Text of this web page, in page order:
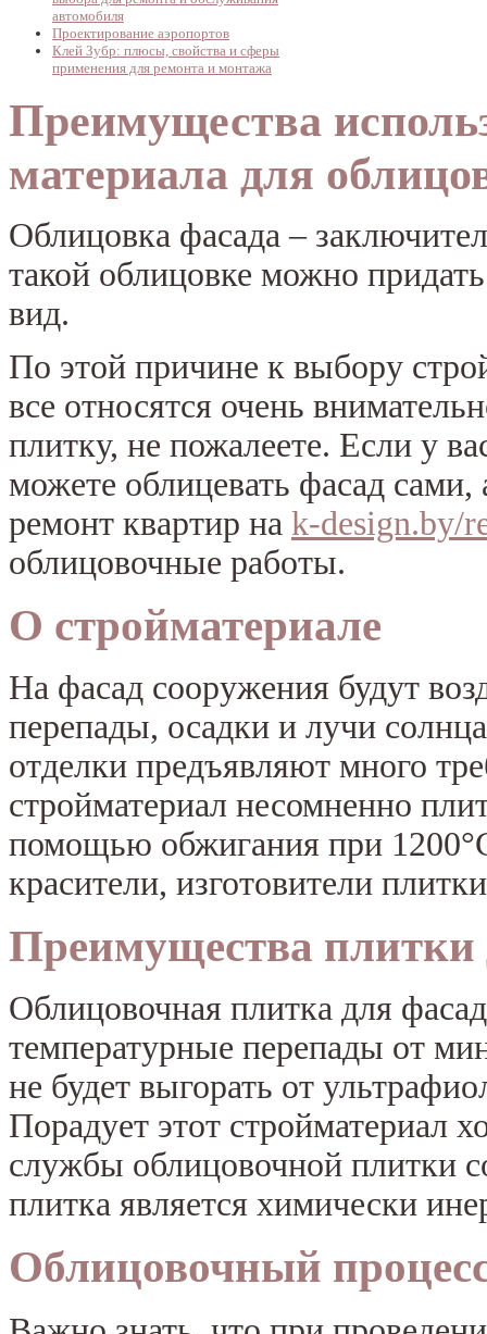
автомобиля
Проектирование аэропортов
Клей Зубр: плюсы, свойства и сферы
применения для ремонта и монтажа
Преимущества
материала для
Облицовка фасада –
такой облицовке можно
вид.
По этой причине к выбору
все относятся очень
плитку, не пожалеете. Если у
можете облицевать фасад сами,
ремонт квартир на k-design.by/
облицовочные работы.
О стройматериале
На фасад сооружения будут
перепады, осадки и лучи
отделки предъявляют много
стройматериал несомненно
помощью обжигания при
красители, изготовители
Преимущества плитки
Облицовочная плитка для
температурные перепады от
не будет выгорать от
Порадует этот стройматериал
службы облицовочной плитки
плитка является химически
Облицовочный